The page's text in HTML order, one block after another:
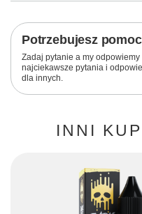
Potrzebujesz
Zadaj pytanie a my odpowiemy
najciekawsze pytania i
dla innych.
INNI